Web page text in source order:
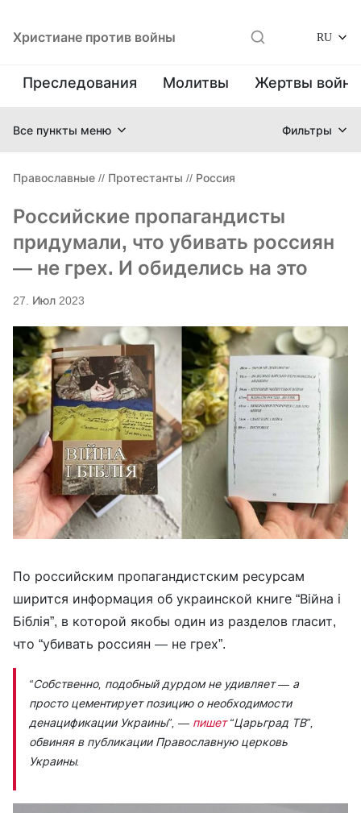
Христиане против войны RU
Преследования Молитвы Жертвы
Все пункты меню Фильтры
Православные // Протестанты // Россия
Российские пропагандисты
придумали, что убивать россиян
— не грех. И обиделись на это
27. Июл 2023
По российским пропагандистским ресурсам
ширится информация об украинской книге “Війна і
Біблія”, в которой якобы один из разделов гласит,
что “убивать россиян — не грех”.
“Собственно, подобный дурдом не удивляет — а
просто цементирует позицию о необходимости
денацификации Украины”, — пишет“Царьград ТВ”,
обвиняя в публикации Православную церковь
Украины.